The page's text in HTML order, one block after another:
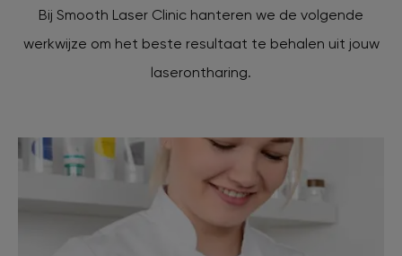
Bij Smooth Laser Clinic hanteren we de volgende
werkwijze om het beste resultaat te behalen uit jouw
laserontharing.